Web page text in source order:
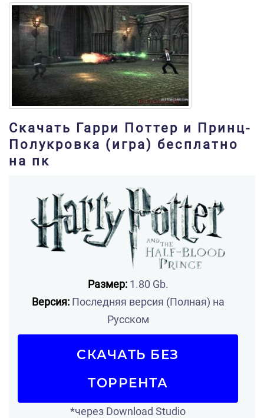
Скачать Гарри Поттер и Принц-
Полукровка (игра) бесплатно
на пк
Размер:1.80 Gb.
Версия:Последняя версия (Полная) на
Русском
СКАЧАТЬ БЕЗ
ТОРРЕНТА
*через Download Studio